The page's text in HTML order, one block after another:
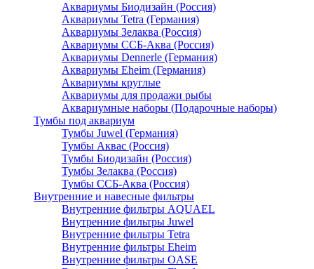
Аквариумы Биодизайн (Россия)
Аквариумы Tetra (Германия)
Аквариумы Зелаква (Россия)
Аквариумы ССБ-Аква (Россия)
Аквариумы Dennerle (Германия)
Аквариумы Eheim (Германия)
Аквариумы круглые
Аквариумы для продажи рыбы
Аквариумные наборы (Подарочные наборы)
Тумбы под аквариум
Тумбы Juwel (Германия)
Тумбы Аквас (Россия)
Тумбы Биодизайн (Россия)
Тумбы Зелаква (Россия)
Тумбы ССБ-Аква (Россия)
Внутренние и навесные фильтры
Внутренние фильтры AQUAEL
Внутренние фильтры Juwel
Внутренние фильтры Tetra
Внутренние фильтры Eheim
Внутренние фильтры OASE